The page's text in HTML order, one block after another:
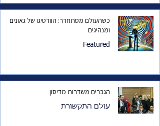
כשהעולם מסתחרר: הוורטיגו של גאונים
ומנהיגים
Featured
הגברים משדרות מדיסון
עולם התקשורת